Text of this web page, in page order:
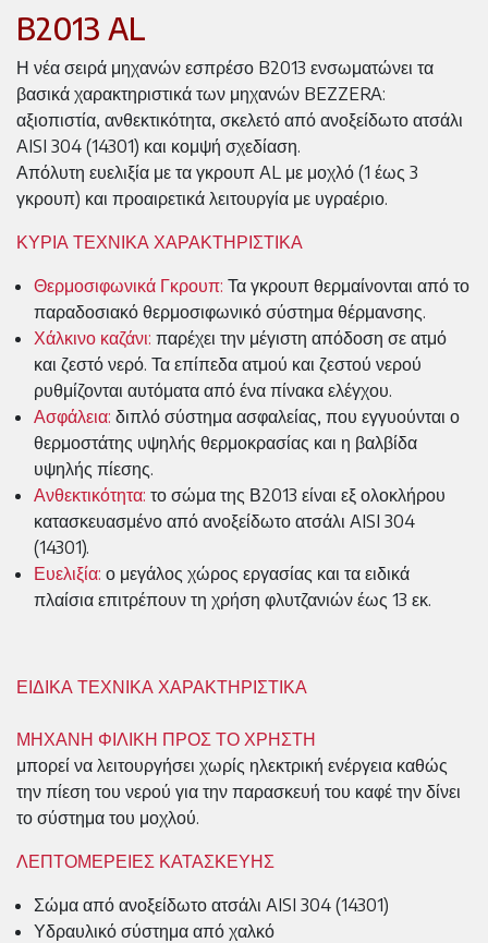
B2013 AL
Η νέα σειρά μηχανών εσπρέσο B2013 ενσωματώνει τα
βασικά χαρακτηριστικά των μηχανών BEZZERA:
αξιοπιστία, ανθεκτικότητα, σκελετό από ανοξείδωτο ατσάλι
AISI 304 (14301) και κομψή σχεδίαση.
Απόλυτη ευελιξία με τα γκρουπ AL με μοχλό (1 έως 3
γκρουπ) και προαιρετικά λειτουργία με υγραέριο.
ΚΥΡΙΑ ΤΕΧΝΙΚΑ ΧΑΡΑΚΤΗΡΙΣΤΙΚΑ
Θερμοσιφωνικά Γκρουπ: Τα γκρουπ θερμαίνονται από το
παραδοσιακό θερμοσιφωνικό σύστημα θέρμανσης.
Χάλκινο καζάνι: παρέχει την μέγιστη απόδοση σε ατμό
και ζεστό νερό. Τα επίπεδα ατμού και ζεστού νερού
ρυθμίζονται αυτόματα από ένα πίνακα ελέγχου.
Ασφάλεια: διπλό σύστημα ασφαλείας, που εγγυούνται ο
θερμοστάτης υψηλής θερμοκρασίας και η βαλβίδα
υψηλής πίεσης.
Ανθεκτικότητα: το σώμα της Β2013 είναι εξ ολοκλήρου
κατασκευασμένο από ανοξείδωτο ατσάλι AISI 304
(14301).
Ευελιξία: ο μεγάλος χώρος εργασίας και τα ειδικά
πλαίσια επιτρέπουν τη χρήση φλυτζανιών έως 13 εκ.
ΕΙΔΙΚΑ ΤΕΧΝΙΚΑ ΧΑΡΑΚΤΗΡΙΣΤΙΚΑ
ΜΗΧΑΝΗ ΦΙΛΙΚΗ ΠΡΟΣ ΤΟ ΧΡΗΣΤΗ
μπορεί να λειτουργήσει χωρίς ηλεκτρική ενέργεια καθώς
την πίεση του νερού για την παρασκευή του καφέ την δίνει
το σύστημα του μοχλού.
ΛΕΠΤΟΜΕΡΕΙΕΣ ΚΑΤΑΣΚΕΥΗΣ
Σώμα από ανοξείδωτο ατσάλι AISI 304 (14301)
Υδραυλικό σύστημα από χαλκό